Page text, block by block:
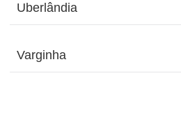
Uberlândia
Varginha